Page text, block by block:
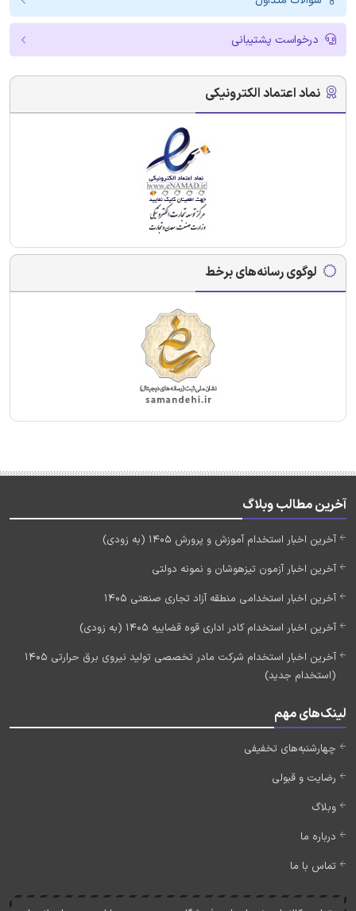
درخواست پشتیبانی
نماد اعتماد الکترونیکی
لوگوی رسانه‌های برخط
آخرین مطالب وبلاگ
آخرین اخبار استخدام آموزش و پرورش 1405 (به زودی)
آخرین اخبار آزمون تیزهوشان و نمونه دولتی
آخرین اخبار استخدامی منطقه آزاد تجاری صنعتی 1405
آخرین اخبار استخدام کادر اداری قوه قضاییه 1405 (به زودی)
آخرین اخبار استخدام شرکت مادر تخصصی تولید نیروی برق حرارتی 1405
(استخدام جدید)
لینک‌های مهم
چهارشنبه‌های تخفیفی
رضایت و قبولی
وبلاگ
درباره ما
تماس با ما